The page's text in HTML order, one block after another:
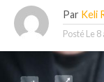
Par Keli
Posté Le 8